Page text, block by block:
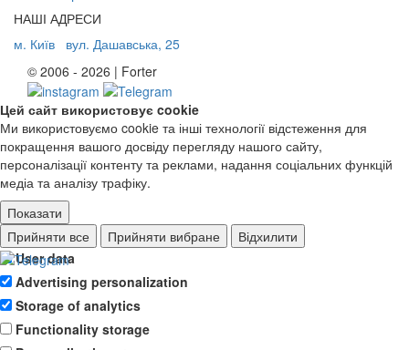
НАШІ АДРЕСИ
м. Київ
вул. Дашавська, 25
© 2006 - 2026 | Forter
Цей сайт використовує cookie
Ми використовуємо cookie та інші технології відстеження для
покращення вашого досвіду перегляду нашого сайту,
персоналізації контенту та реклами, надання соціальних функцій
медіа та аналізу трафіку.
Показати
Ad storage
User data
Advertising personalization
Storage of analytics
Functionality storage
Прийняти все Прийняти вибране Відхилити